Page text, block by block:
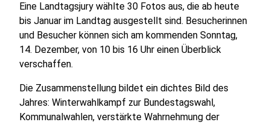
Eine Landtagsjury wählte 30 Fotos aus, die ab heute
bis Januar im Landtag ausgestellt sind. Besucherinnen
und Besucher können sich am kommenden Sonntag,
14. Dezember, von 10 bis 16 Uhr einen Überblick
verschaffen.
Die Zusammenstellung bildet ein dichtes Bild des
Jahres: Winterwahlkampf zur Bundestagswahl,
Kommunalwahlen, verstärkte Wahrnehmung der